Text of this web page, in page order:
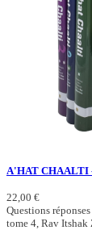
A'HAT CHAALTI
22,00 €
Questions
tome 4, Rav